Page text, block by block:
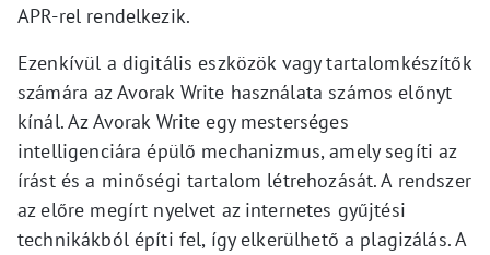
APR-rel rendelkezik.
Ezenkívül a digitális eszközök vagy tartalomkészítők
számára az Avorak Write használata számos előnyt
kínál. Az Avorak Write egy mesterséges
intelligenciára épülő mechanizmus, amely segíti az
írást és a minőségi tartalom létrehozását. A rendszer
az előre megírt nyelvet az internetes gyűjtési
technikákból építi fel, így elkerülhető a plagizálás. A